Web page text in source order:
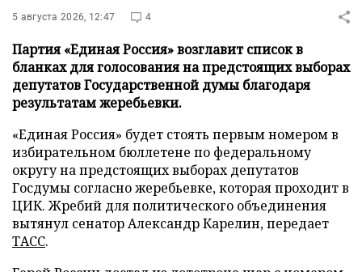
5 августа 2026, 12:47 4
Партия «Единая Россия» возглавит список в
бланках для голосования на предстоящих выборах
депутатов Государственной думы благодаря
результатам жеребьевки.
«Единая Россия» будет стоять первым номером в
избирательном бюллетене по федеральному
округу на предстоящих выборах депутатов
Госдумы согласно жеребьевке, которая проходит в
ЦИК. Жребий для политического объединения
вытянул сенатор Александр Карелин, передает
ТАСС.